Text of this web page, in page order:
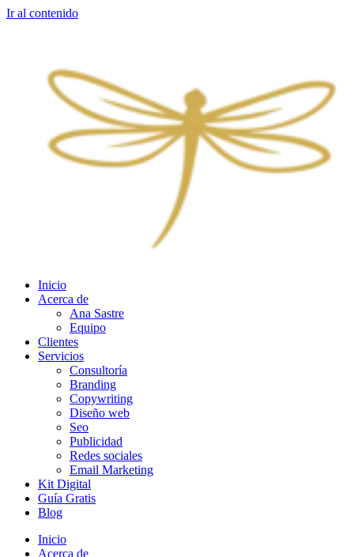
Ir al contenido
Inicio
Acerca de
Ana Sastre
Equipo
Clientes
Servicios
Consultoría
Branding
Copywriting
Diseño web
Seo
Publicidad
Redes sociales
Email Marketing
Kit Digital
Guía Gratis
Blog
Inicio
Acerca de